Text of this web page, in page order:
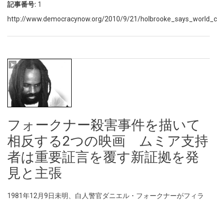
記事番号: 1
http://www.democracynow.org/2010/9/21/
フォークナー殺害事件を描いて
相反する2つの映画 ムミア支持
者は重要証言を覆す新証拠を発
見と主張
1981年12月9日未明、白人警官ダニエル・フォークナーがフィラ